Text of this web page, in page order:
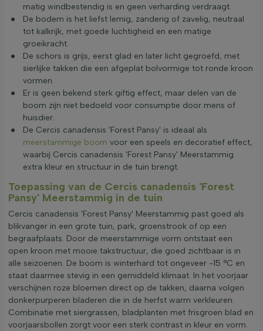
matig windbestendig is en geen verharding verdraagt.
De bodem is het liefst lemig, zanderig of zavelig, neutraal
tot kalkrijk, met goede luchtigheid en een matige
groeikracht.
De schors is grijs, eerst glad en later licht gegroefd, met
sierlijke takken die een afgeplat bolvormige tot ronde kroon
vormen.
Er is geen bekend sterk giftig effect, maar delen van de
boom zijn niet bedoeld voor consumptie door mens of
huisdier.
De Cercis canadensis 'Forest Pansy' is ideaal als
meerstammige boom voor een speels en decoratief effect,
waarbij Cercis canadensis 'Forest Pansy' Meerstammig
extra kleur en structuur in de tuin brengt.
Toepassing van de Cercis canadensis 'Forest
Pansy' Meerstammig in de tuin
Cercis canadensis 'Forest Pansy' Meerstammig past goed als
blikvanger in een grote tuin, park, groenstrook of op een
begraafplaats. Door de meerstammige vorm ontstaat een
open kroon met mooie takstructuur, die goed zichtbaar is in
alle seizoenen. De boom is winterhard tot ongeveer -15 °C en
staat daarmee stevig in een gemiddeld klimaat. In het voorjaar
verschijnen roze bloemen direct op de takken, daarna volgen
donkerpurperen bladeren die in de herfst warm verkleuren.
Combinatie met siergrassen, bladplanten met frisgroen blad en
voorjaarsbollen zorgt voor een sterk contrast in kleur en vorm.